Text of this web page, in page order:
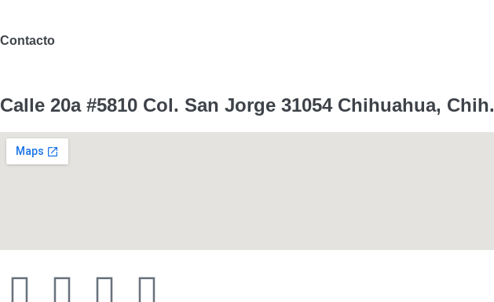
Contacto
Calle 20a #5810 Col. San Jorge 31054 Chihuahua, Chih.